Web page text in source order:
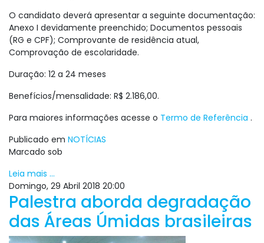
O candidato deverá apresentar a seguinte documentação:
Anexo I devidamente preenchido; Documentos pessoais
(RG e CPF); Comprovante de residência atual,
Comprovação de escolaridade.
Duração: 12 a 24 meses
Benefícios/mensalidade: R$ 2.186,00.
Para maiores informações acesse o Termo de Referência .
Publicado em NOTÍCIAS
Marcado sob
Leia mais ...
Domingo, 29 Abril 2018 20:00
Palestra aborda degradação
das Áreas Úmidas brasileiras